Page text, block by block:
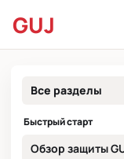
GUJ
Все разделы
Быстрый старт
Обзор защиты